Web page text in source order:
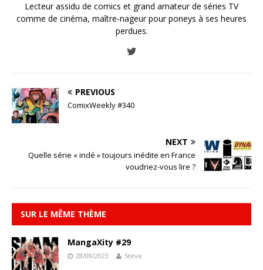
Lecteur assidu de comics et grand amateur de séries TV
comme de cinéma, maître-nageur pour poneys à ses heures
perdues.
PREVIOUS
ComixWeekly #340
NEXT
Quelle série « indé » toujours inédite en France
voudriez-vous lire ?
SUR LE MÊME THÈME
MangaXity #29
28/09/2023 Steve